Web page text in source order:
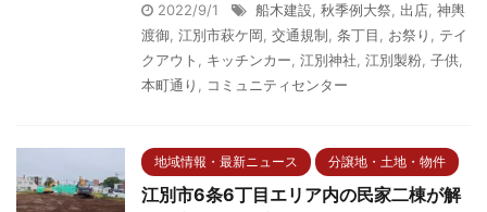
2022/9/1 船木建設, 秋季例大祭, 出店, 神輿
渡御, 江別市萩ケ岡, 交通規制, 条丁目, お祭り , テイ
クアウト , キッチンカー, 江別神社, 江別製粉, 子供,
本町通り , コミュニティセンター
地域情報・最新ニュース 分譲地・土地・物件
江別市6条6丁目エリア内の民家二棟が解